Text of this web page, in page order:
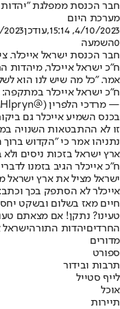
חבר הכנסת ממפלגת "יהדות
מערכת היום
4/10/2023, 15:14
,עודכן16:01
0השמעה
חבר הכנסת ישראל אייכלר.
ח"כ ישראל אייכלר, מיהדות
אמר. "כל מה שיש לנו הוא
ח"כ ישראל אייכלר במתקפה:
— מרדכי הלפרין (@MHlpryn)
בכנס השמיע אייכלר גם
זו לא ההתבטאות השנויה
נתניהו אמר כי "הקדוש
ארץ ישראל בזכות ניסים ולא
ח"כ אייכלר הגיב בזמנו
ישראל מציל את ארץ ישראל
אייכלר לא הסתפק בכך
חיים מאז בשלום ובשקט
טעינו? נתקן! אם מצאתם
החרדיםיהדות התורהישראל
מדורים
ספורט
תרבות ובידור
לייף סטייל
אוכל
תיירות